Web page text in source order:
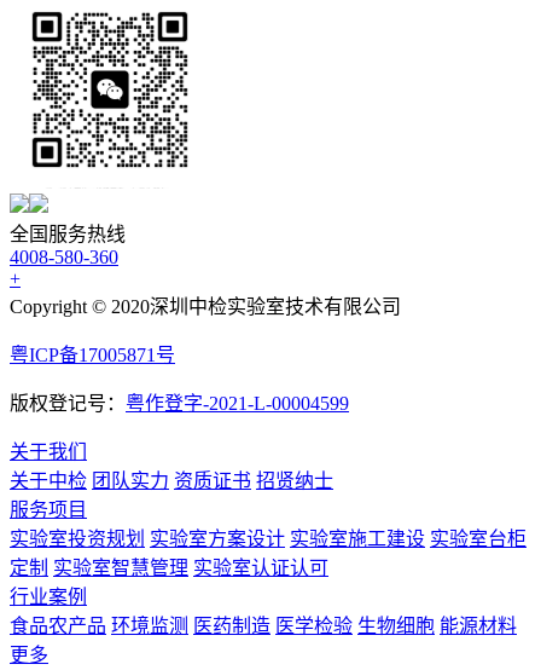
全国服务热线
4008-580-360
+
Copyright © 2020深圳中检实验室技术有限公司
粤ICP备17005871号
版权登记号： 粤作登字-2021-L-00004599
关于我们
关于中检 团队实力 资质证书 招贤纳士
服务项目
实验室投资规划 实验室方案设计 实验室施工建设 实验室台柜
定制 实验室智慧管理 实验室认证认可
行业案例
食品农产品 环境监测 医药制造 医学检验 生物细胞 能源材料
更多